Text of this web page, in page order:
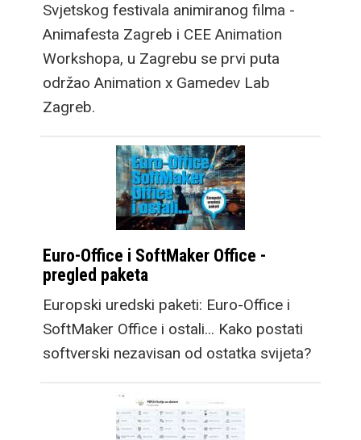
Svjetskog festivala animiranog filma -
Animafesta Zagreb i CEE Animation
Workshopa, u Zagrebu se prvi puta
održao Animation x Gamedev Lab
Zagreb.
Euro-Office i SoftMaker Office -
pregled paketa
Europski uredski paketi: Euro-Office i
SoftMaker Office i ostali... Kako postati
softverski nezavisan od ostatka svijeta?